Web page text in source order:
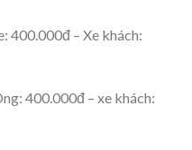
400.000đ – Xe khách:
400.000đ – xe khách: